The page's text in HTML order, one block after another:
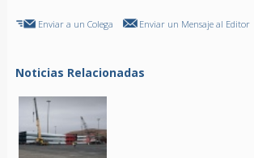
Enviar a un Colega Enviar un Mensaje al Editor
Noticias Relacionadas